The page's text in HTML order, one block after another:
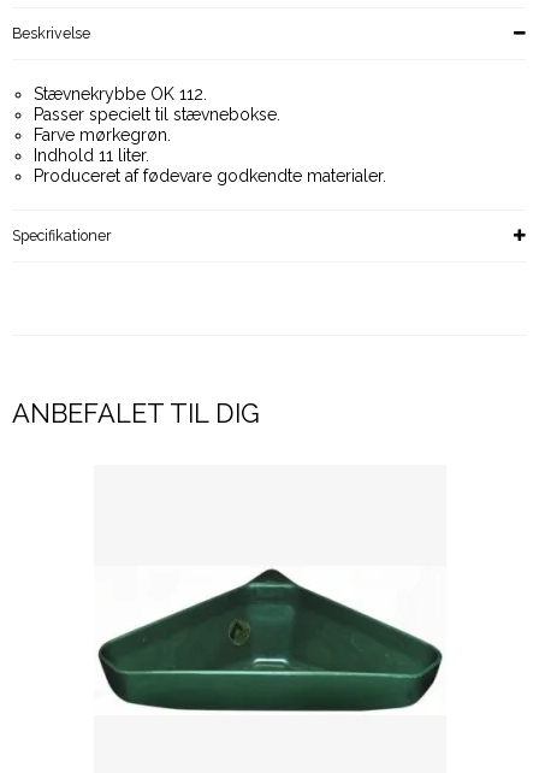
Beskrivelse
Stævnekrybbe OK 112.
Passer specielt til stævnebokse.
Farve mørkegrøn.
Indhold 11 liter.
Produceret af fødevare godkendte materialer.
Specifikationer
ANBEFALET TIL DIG